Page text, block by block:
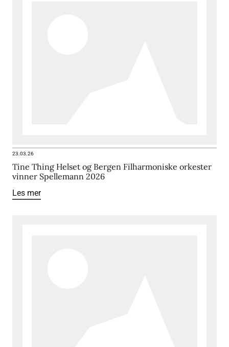
23.03.26
Tine Thing Helset og Bergen Filharmoniske orkester
vinner Spellemann 2026
Les mer